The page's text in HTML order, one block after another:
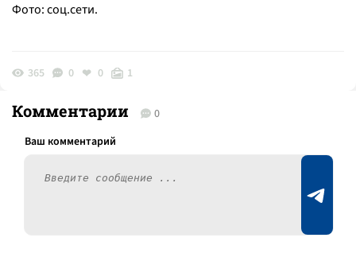
Фото: соц.сети.
365 0 0 1
Комментарии 0